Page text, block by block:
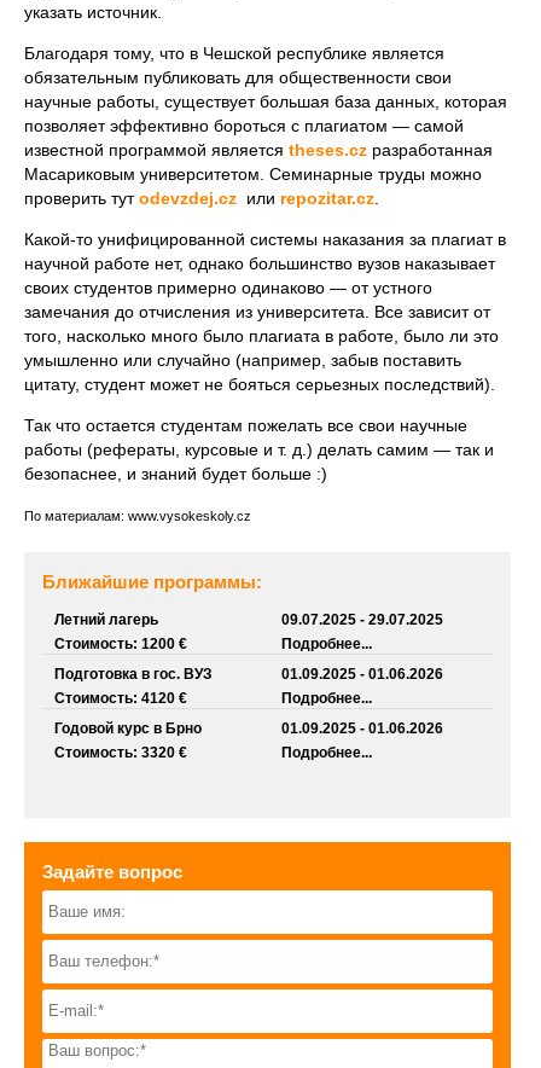
указать источник.
Благодаря тому, что в Чешской республике является
обязательным публиковать для общественности свои
научные работы, существует большая база данных, которая
позволяет эффективно бороться с плагиатом — самой
известной программой является theses.cz разработанная
Масариковым университетом. Семинарные труды можно
проверить тутodevzdej.cz или repozitar.cz
Какой-то унифицированной системы наказания за плагиат в
научной работе нет, однако большинство вузов наказывает
своих студентов примерно одинаково — от устного
замечания до отчисления из университета. Все зависит от
того, насколько много было плагиата в работе, было ли это
умышленно или случайно (например, забыв поставить
цитату, студент может не бояться серьезных последствий).
Так что остается студентам пожелать все свои научные
работы (рефераты, курсовые и т. д.) делать самим — так и
безопаснее, и знаний будет больше :)
По материалам: www.vysokeskoly.cz
Ближайшие программы:
Летний лагерь
Стоимость: 1200 €
09.07.2025 - 29.07.2025
Подробнее...
Подготовка в гос. ВУЗ
Стоимость: 4120 €
01.09.2025 - 01.06.2026
Подробнее...
Годовой курс в Брно
Стоимость: 3320 €
01.09.2025 - 01.06.2026
Подробнее...
Задайте вопрос